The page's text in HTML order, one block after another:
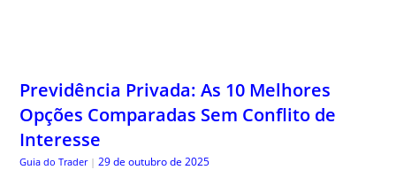
Previdência Privada: As 10 Melhores
Opções Comparadas Sem Conflito de
Interesse
Guia do Trader | 29 de outubro de 2025